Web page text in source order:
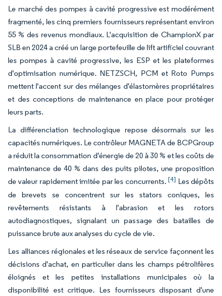
Le marché des pompes à cavité progressive est modérément
fragmenté, les cinq premiers fournisseurs représentant environ
55 % des revenus mondiaux. L'acquisition de ChampionX par
SLB en 2024 a créé un large portefeuille de lift artificiel couvrant
les pompes à cavité progressive, les ESP et les plateformes
d'optimisation numérique. NETZSCH, PCM et Roto Pumps
mettent l'accent sur des mélanges d'élastomères propriétaires
et des conceptions de maintenance en place pour protéger
leurs parts.
La différenciation technologique repose désormais sur les
capacités numériques. Le contrôleur MAGNETA de BCPGroup
a réduit la consommation d'énergie de 20 à 30 % et les coûts de
maintenance de 40 % dans des puits pilotes, une proposition
de valeur rapidement imitée par les concurrents.[4] Les dépôts
de brevets se concentrent sur les stators coniques, les
revêtements résistants à l'abrasion et les rotors
autodiagnostiques, signalant un passage des batailles de
puissance brute aux analyses du cycle de vie.
Les alliances régionales et les réseaux de service façonnent les
décisions d'achat, en particulier dans les champs pétrolifères
éloignés et les petites installations municipales où la
disponibilité est critique. Les fournisseurs disposant d'une